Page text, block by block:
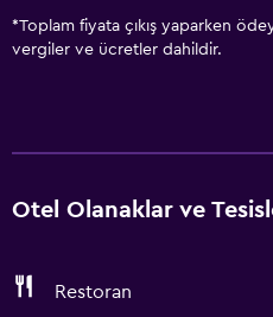
*Toplam fiyata çıkış yaparken
vergiler ve ücretler dahildir.
Otel Olanaklar ve
Restoran